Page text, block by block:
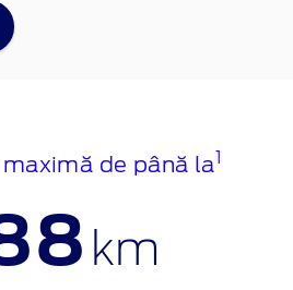
de până la1
km